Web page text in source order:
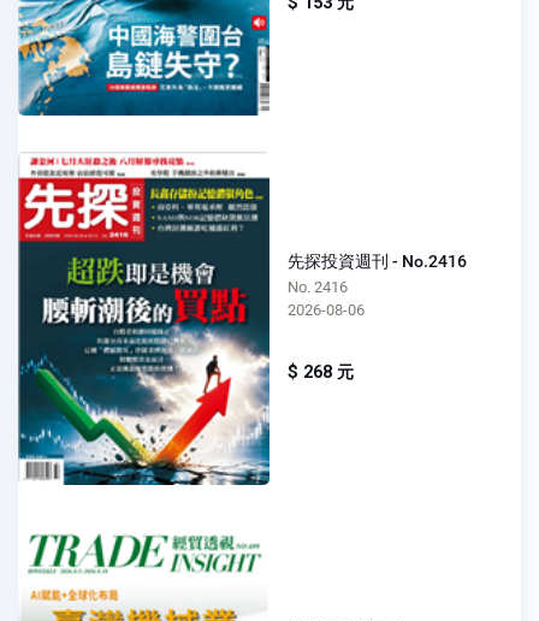
先探投資週刊 - No.2416
No. 2416
2026-08-06
$ 268 元